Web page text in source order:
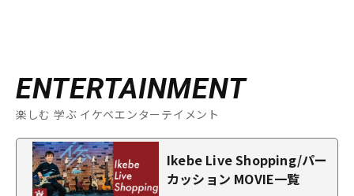
ENTERTAINMENT
楽しむ 学ぶ イケベエンターテイメント
Ikebe Live Shopping/パー
カッション MOVIE一覧